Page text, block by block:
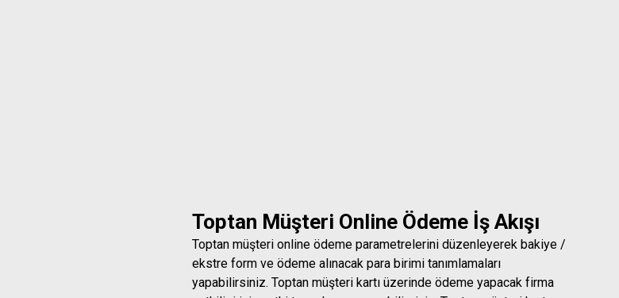
Toptan Müşteri Online Ödeme İş Akışı
Toptan müşteri online ödeme parametrelerini düzenleyerek bakiye /
ekstre form ve ödeme alınacak para birimi tanımlamaları
yapabilirsiniz. Toptan müşteri kartı üzerinde ödeme yapacak firma